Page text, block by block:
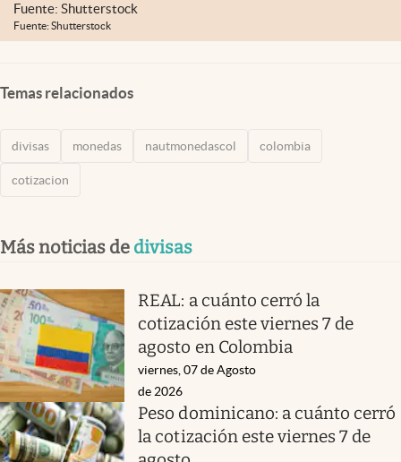
Fuente: Shutterstock
Fuente: Shutterstock
Temas relacionados
divisas monedas nautmonedascol colombia
cotizacion
Más noticias de divisas
REAL: a cuánto cerró la
cotización este viernes 7 de
agosto en Colombia
viernes, 07 de Agosto
de 2026
Peso dominicano: a cuánto cerró
la cotización este viernes 7 de